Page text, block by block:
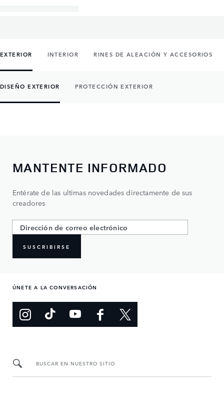
EXTERIOR INTERIOR RINES DE ALEACIÓN Y ACCESORIOS
DISEÑO EXTERIOR PROTECCIÓN EXTERIOR
MANTENTE INFORMADO
Entérate de las ultimas novedades directamente de sus
creadores
SUSCRIBIRSE
ÚNETE A LA CONVERSACIÓN
BUSCAR EN NUESTRO SITIO